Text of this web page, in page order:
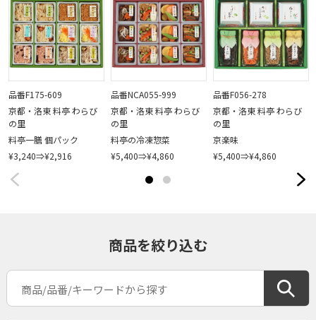
品番F175-609
京都・洛東 料亭 わらび
の里
料亭一膳 個パック
¥3,240⇒¥2,916
品番NCA055-999
京都・洛東 料亭 わらび
の里
料亭の冷凍惣菜
¥5,400⇒¥4,860
品番F056-278
京都・洛東 料亭 わらび
の里
京楽味
¥5,400⇒¥4,860
商品を絞り込む